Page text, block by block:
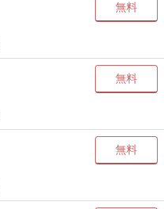
無料
無料
無料